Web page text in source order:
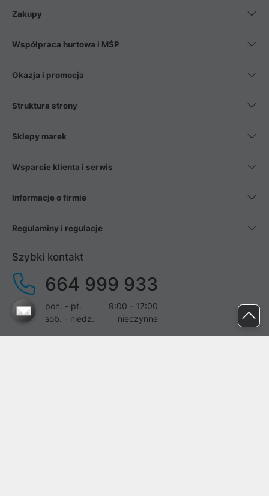
Zakupy
Współpraca hurtowa i MŚP
Okazja i promocja
Struktura strony
Sklepy marek
Wsparcie klienta i serwis
Informacje o firmie
Regulaminy i regulacje
Szybki kontakt
664 999 933
pon. - pt.
9:00 - 17:00
sob. - niedz.
nieczynne